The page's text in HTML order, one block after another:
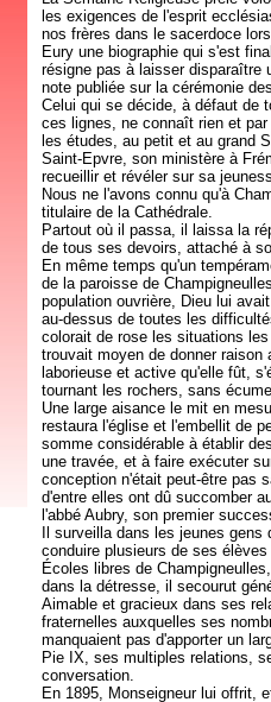
les exigences de l'esprit
nos frères dans le sacerdoce
Eury une biographie qui s'est
résigne pas à laisser disparaître
note publiée sur la cérémonie
Celui qui se décide, à défaut de
ces lignes, ne connaît rien et
les études, au petit et au grand
Saint-Epvre, son ministère à
recueillir et révéler sur sa
Nous ne l'avons connu qu'à
titulaire de la Cathédrale.
Partout où il passa, il laissa la
de tous ses devoirs, attaché à
En même temps qu'un
de la paroisse de
population ouvrière, Dieu lui
au-dessus de toutes les
colorait de rose les situations
trouvait moyen de donner
laborieuse et active qu'elle fût,
tournant les rochers, sans
Une large aisance le mit en
restaura l'église et l'embellit de
somme considérable à établir
une travée, et à faire exécuter
conception n'était peut-être pas
d'entre elles ont dû succomber
l'abbé Aubry, son premier
Il surveilla dans les jeunes
conduire plusieurs de ses
Écoles libres de
dans la détresse, il secourut
Aimable et gracieux dans ses
fraternelles auxquelles ses
manquaient pas d'apporter un
Pie IX, ses multiples relations,
conversation.
En 1895, Monseigneur lui offrit,